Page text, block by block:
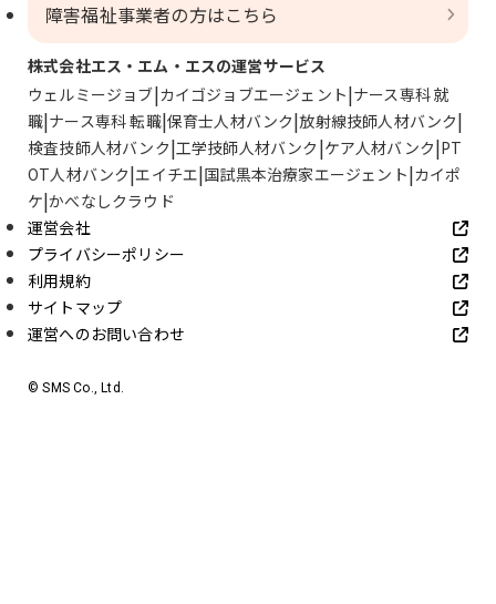
障害福祉事業者の方はこちら
株式会社エス・エム・エスの運営サービス
ウェルミージョブ カイゴジョブエージェント ナース専科 就
職 ナース専科 転職 保育士人材バンク 放射線技師人材バンク
検査技師人材バンク 工学技師人材バンク ケア人材バンク PT
OT人材バンク エイチエ 国試黒本治療家エージェント カイポ
ケ かべなしクラウド
運営会社
プライバシーポリシー
利用規約
サイトマップ
運営へのお問い合わせ
© SMS Co., Ltd.